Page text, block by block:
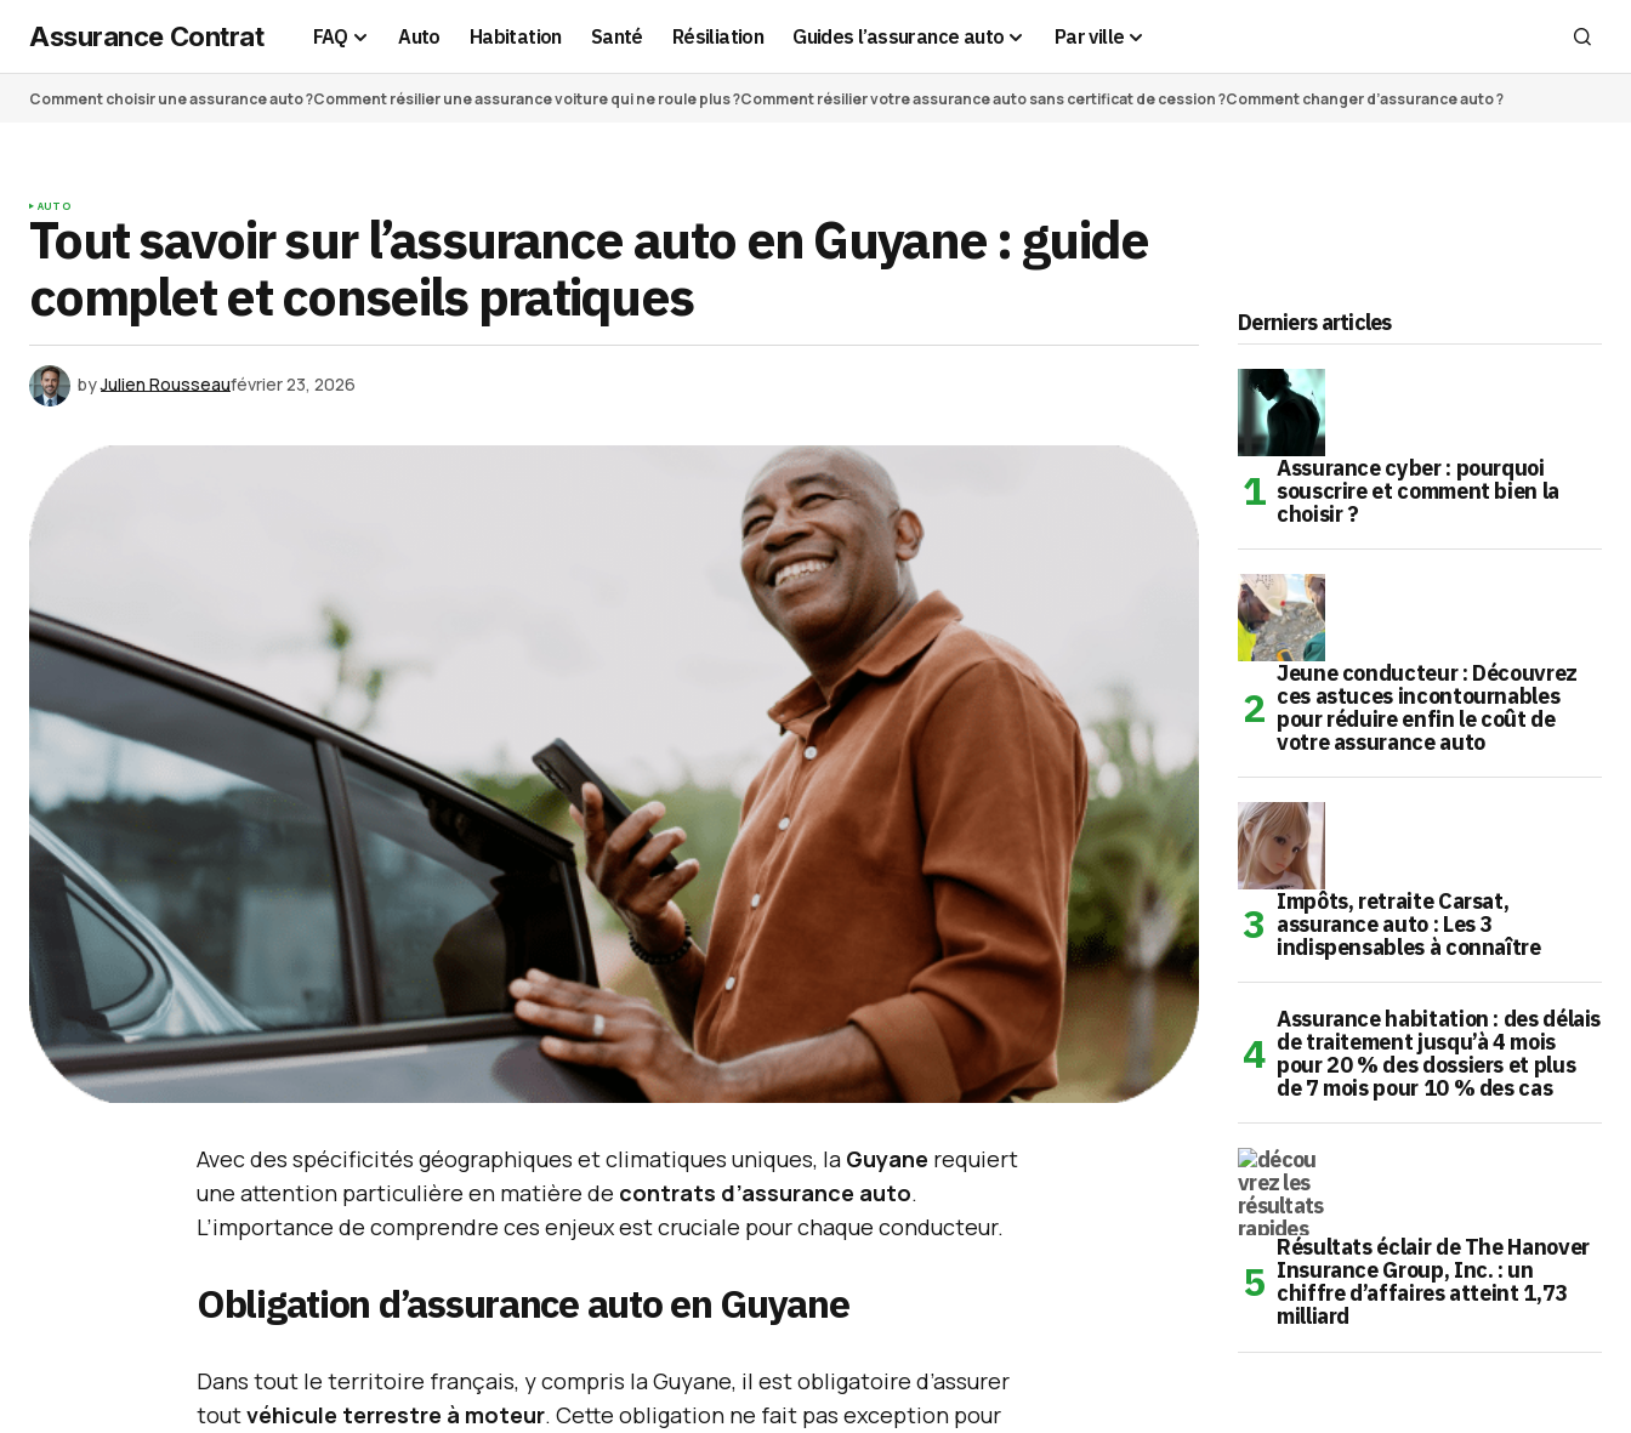
Assurance Contrat FAQ Auto Habitation Santé Résiliation Guides l’assurance auto Par ville
Comment choisir une assurance auto ?Comment résilier une assurance voiture qui ne roule plus ?Comment résilier votre assurance auto sans certificat de cession ?Comment changer d’assurance auto ?
AUTO
Tout savoir sur l’assurance auto en Guyane : guide
complet et conseils pratiques
byJulien Rousseaufévrier 23, 2026
Avec des spécificités géographiques et climatiques uniques, la Guyane requiert
une attention particulière en matière de contrats d’assurance auto.
L’importance de comprendre ces enjeux est cruciale pour chaque conducteur.
Obligation d’assurance auto en Guyane
Dans tout le territoire français, y compris la Guyane, il est obligatoire d’assurer
toutvéhicule terrestre à moteur. Cette obligation ne fait pas exception pour
Derniers articles
Assurance cyber : pourquoi
souscrire et comment bien la
choisir ?
Jeune conducteur : Découvrez
ces astuces incontournables
pour réduire enfin le coût de
votre assurance auto
Impôts, retraite Carsat,
assurance auto : Les 3
indispensables à connaître
Assurance habitation : des délais
de traitement jusqu’à 4 mois
pour 20 % des dossiers et plus
de 7 mois pour 10 % des cas
Résultats éclair de The Hanover
Insurance Group, Inc. : un
chiffre d’affaires atteint 1,73
milliard